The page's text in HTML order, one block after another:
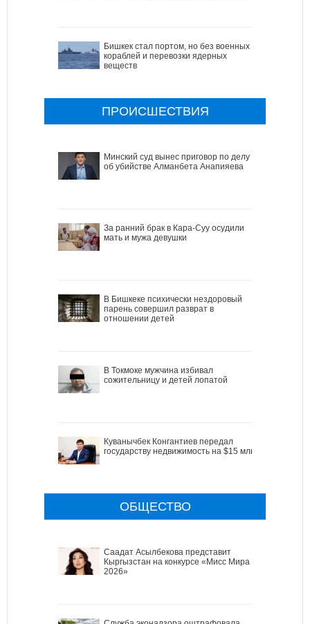
Бишкек стал портом, но без военных
кораблей и перевозки ядерных
веществ
ПРОИСШЕСТВИЯ
Минский суд вынес приговор по делу
об убийстве Алманбета Анапияева
За ранний брак в Кара-Суу осудили
мать и мужа девушки
В Бишкеке психически нездоровый
парень совершил разврат в
отношении детей
В Токмоке мужчина избивал
сожительницу и детей лопатой
Куванычбек Конгантиев передал
государству недвижимость на $15 млн
ОБЩЕСТВО
Саадат Асылбекова представит
Кыргызстан на конкурсе «Мисс Мира
2026»